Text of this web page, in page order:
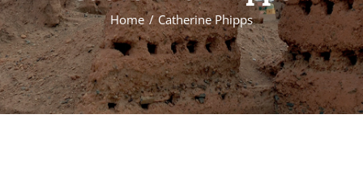
Évènements
Appels
Agenda
Home Catherine Phipps